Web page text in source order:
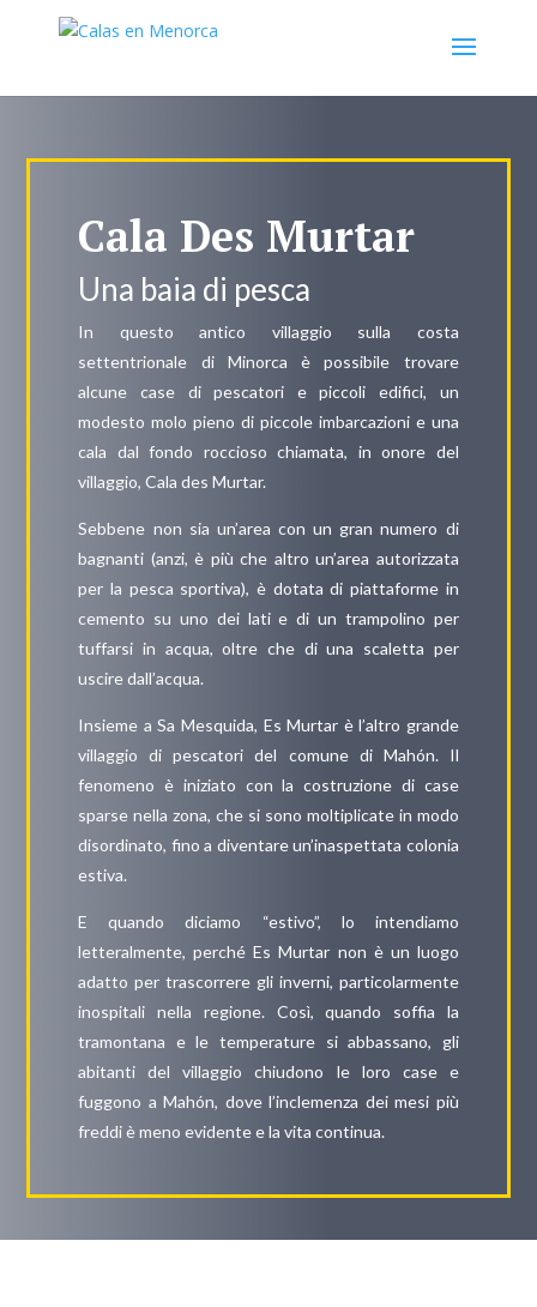
Cala Des Murtar
Una baia di pesca
In questo antico villaggio sulla costa
settentrionale di Minorca è possibile trovare
alcune case di pescatori e piccoli edifici, un
modesto molo pieno di piccole imbarcazioni e una
cala dal fondo roccioso chiamata, in onore del
villaggio, Cala des Murtar.
Sebbene non sia un’area con un gran numero di
bagnanti (anzi, è più che altro un’area autorizzata
per la pesca sportiva), è dotata di piattaforme in
cemento su uno dei lati e di un trampolino per
tuffarsi in acqua, oltre che di una scaletta per
uscire dall’acqua.
Insieme a Sa Mesquida, Es Murtar è l’altro grande
villaggio di pescatori del comune di Mahón. Il
fenomeno è iniziato con la costruzione di case
sparse nella zona, che si sono moltiplicate in modo
disordinato, fino a diventare un’inaspettata colonia
estiva.
E quando diciamo “estivo”, lo intendiamo
letteralmente, perché Es Murtar non è un luogo
adatto per trascorrere gli inverni, particolarmente
inospitali nella regione. Così, quando soffia la
tramontana e le temperature si abbassano, gli
abitanti del villaggio chiudono le loro case e
fuggono a Mahón, dove l’inclemenza dei mesi più
freddi è meno evidente e la vita continua.